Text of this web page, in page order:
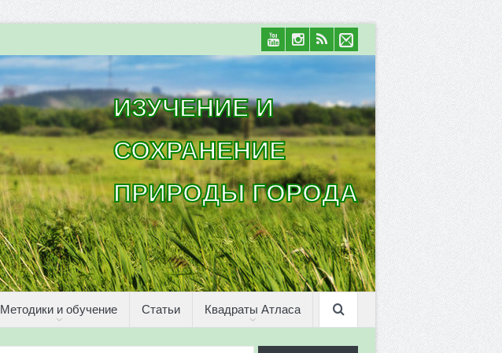
ИЗУЧЕНИЕ И
СОХРАНЕНИЕ
ПРИРОДЫ ГОРОДА
Методики и обучение Статьи Квадраты Атласа